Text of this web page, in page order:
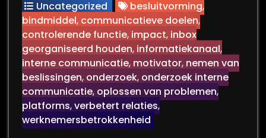
Uncategorized besluitvorming,
bindmiddel, communicatieve doelen,
controlerende functie, impact, inbox
georganiseerd houden, informatiekanaal,
interne communicatie, motivator, nemen van
beslissingen, onderzoek, onderzoek interne
communicatie, oplossen van problemen,
platforms,verbetert relaties,
werknemersbetrokkenheid